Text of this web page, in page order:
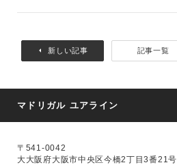
新しい記事 記事一覧
マドリガル ユアライン
〒541-0042
大大阪府大阪市中央区今橋2丁目3番21号